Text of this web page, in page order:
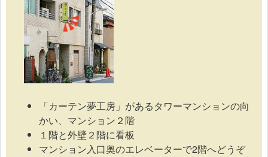
「カーテン夢工房」があるタワーマンションの向
かい、マンション２階
１階と外壁２階に看板
マンション入口奥のエレベーターで2階へどうぞ